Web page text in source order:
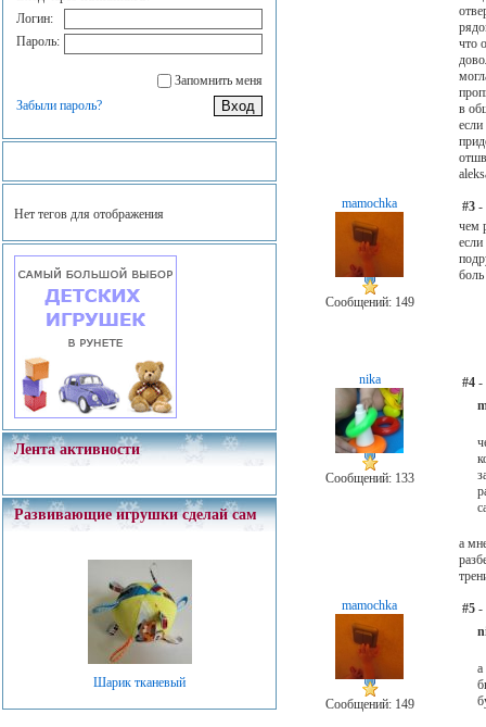
Логин:
Пароль:
Запомнить меня
Забыли пароль?
Нет тегов для отображения
Лента активности
Развивающие игрушки сделай сам
Шарик тканевый
что
в
mamochka
Сообщений: 149
#3-
чем
если
nika
Сообщений: 133
#4-
а
mamochka
Сообщений: 149
#5-
а